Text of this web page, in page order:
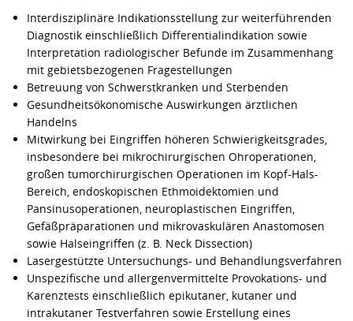
Interdisziplinäre Indikationsstellung zur weiterführenden
Diagnostik einschließlich Differentialindikation sowie
Interpretation radiologischer Befunde im Zusammenhang
mit gebietsbezogenen Fragestellungen
Betreuung von Schwerstkranken und Sterbenden
Gesundheitsökonomische Auswirkungen ärztlichen
Handelns
Mitwirkung bei Eingriffen höheren Schwierigkeitsgrades,
insbesondere bei mikrochirurgischen Ohroperationen,
großen tumorchirurgischen Operationen im Kopf-Hals-
Bereich, endoskopischen Ethmoidektomien und
Pansinusoperationen, neuroplastischen Eingriffen,
Gefäßpräparationen und mikrovaskulären Anastomosen
sowie Halseingriffen (z. B. Neck Dissection)
Lasergestützte Untersuchungs- und Behandlungsverfahren
Unspezifische und allergenvermittelte Provokations- und
Karenztests einschließlich epikutaner, kutaner und
intrakutaner Testverfahren sowie Erstellung eines